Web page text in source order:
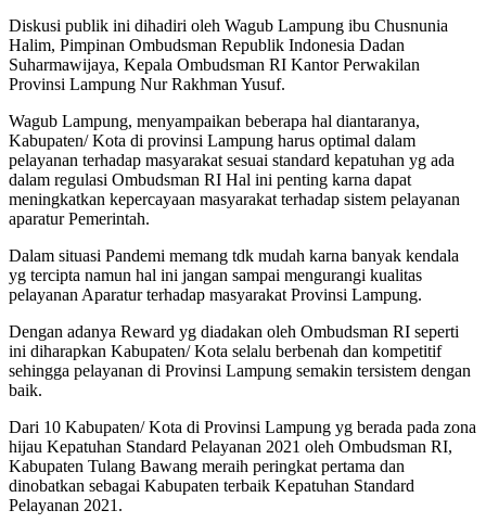
Diskusi publik ini dihadiri oleh Wagub Lampung ibu Chusnunia
Halim, Pimpinan Ombudsman Republik Indonesia Dadan
Suharmawijaya, Kepala Ombudsman RI Kantor Perwakilan
Provinsi Lampung Nur Rakhman Yusuf.
Wagub Lampung, menyampaikan beberapa hal diantaranya,
Kabupaten/ Kota di provinsi Lampung harus optimal dalam
pelayanan terhadap masyarakat sesuai standard kepatuhan yg ada
dalam regulasi Ombudsman RI Hal ini penting karna dapat
meningkatkan kepercayaan masyarakat terhadap sistem pelayanan
aparatur Pemerintah.
Dalam situasi Pandemi memang tdk mudah karna banyak kendala
yg tercipta namun hal ini jangan sampai mengurangi kualitas
pelayanan Aparatur terhadap masyarakat Provinsi Lampung.
Dengan adanya Reward yg diadakan oleh Ombudsman RI seperti
ini diharapkan Kabupaten/ Kota selalu berbenah dan kompetitif
sehingga pelayanan di Provinsi Lampung semakin tersistem dengan
baik.
Dari 10 Kabupaten/ Kota di Provinsi Lampung yg berada pada zona
hijau Kepatuhan Standard Pelayanan 2021 oleh Ombudsman RI,
Kabupaten Tulang Bawang meraih peringkat pertama dan
dinobatkan sebagai Kabupaten terbaik Kepatuhan Standard
Pelayanan 2021.